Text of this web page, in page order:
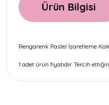
Ürün Bilgisi
Rengarenk Pastel İşaretleme
1 adet ürün fiyatıdır. Tercih